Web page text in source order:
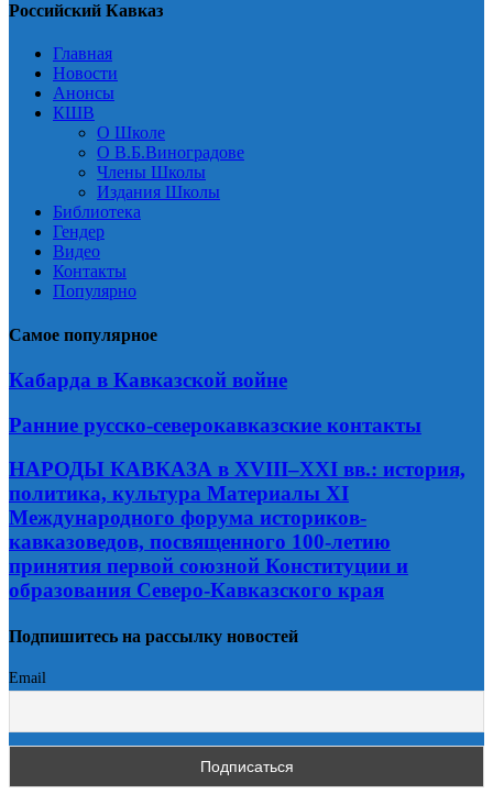
Российский Кавказ
Главная
Новости
Анонсы
КШВ
О Школе
О В.Б.Виноградове
Члены Школы
Издания Школы
Библиотека
Гендер
Видео
Контакты
Популярно
Самое популярное
Кабарда в Кавказской войне
Ранние русско-северокавказские контакты
НАРОДЫ КАВКАЗА в XVIII–XXI вв.: история,
политика, культура Материалы XI
Международного форума историков-
кавказоведов, посвященного 100-летию
принятия первой союзной Конституции и
образования Северо-Кавказского края
Подпишитесь на рассылку новостей
Email